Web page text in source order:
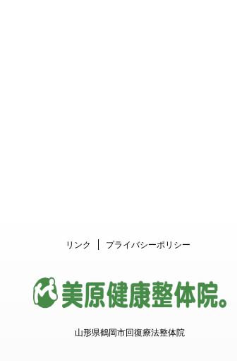
リンク プライバシーポリシー
山形県鶴岡市回復療法整体院